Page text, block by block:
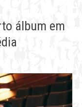
álbum em